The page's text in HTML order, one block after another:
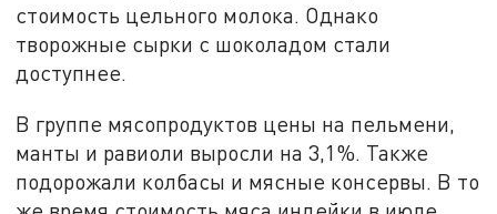
стоимость цельного молока. Однако
творожные сырки с шоколадом стали
доступнее.
В группе мясопродуктов цены на пельмени,
манты и равиоли выросли на 3,1%. Также
подорожали колбасы и мясные консервы. В то